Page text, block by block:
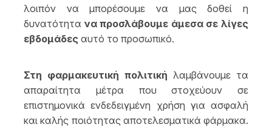
λοιπόν να μπορέσουμε να μας δοθεί η
δυνατότητα να προσλάβουμε άμεσα σε λίγες
εβδομάδες αυτό το προσωπικό.
Στη φαρμακευτική πολιτική λαμβάνουμε τα
απαραίτητα μέτρα που στοχεύουν σε
επιστημονικά ενδεδειγμένη χρήση για ασφαλή
και καλής ποιότητας αποτελεσματικά φάρμακα.